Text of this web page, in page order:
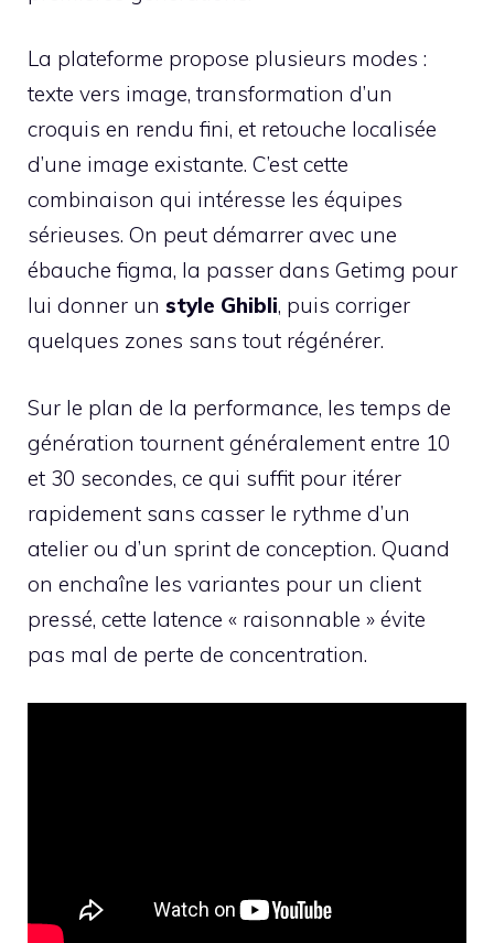
La plateforme propose plusieurs modes :
texte vers image, transformation d’un
croquis en rendu fini, et retouche localisée
d’une image existante. C’est cette
combinaison qui intéresse les équipes
sérieuses. On peut démarrer avec une
ébauche figma, la passer dans Getimg pour
lui donner un style Ghibli, puis corriger
quelques zones sans tout régénérer.
Sur le plan de la performance, les temps de
génération tournent généralement entre 10
et 30 secondes, ce qui suffit pour itérer
rapidement sans casser le rythme d’un
atelier ou d’un sprint de conception. Quand
on enchaîne les variantes pour un client
pressé, cette latence « raisonnable » évite
pas mal de perte de concentration.